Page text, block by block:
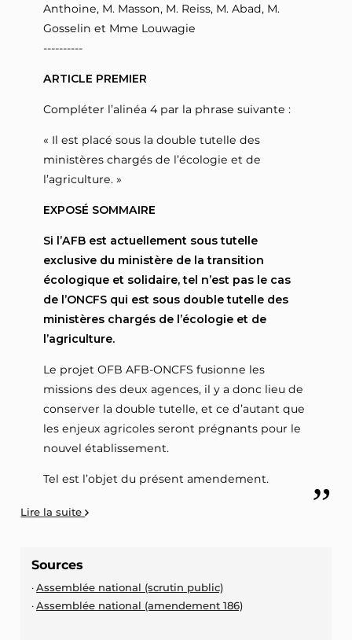
Anthoine, M. Masson, M. Reiss, M. Abad, M.
Gosselin et Mme Louwagie
----------
ARTICLE PREMIER
Compléter l’alinéa 4 par la phrase suivante :
« Il est placé sous la double tutelle des
ministères chargés de l’écologie et de
l’agriculture. »
EXPOSÉ SOMMAIRE
Si l’AFB est actuellement sous tutelle
exclusive du ministère de la transition
écologique et solidaire, tel n’est pas le cas
de l’ONCFS qui est sous double tutelle des
ministères chargés de l’écologie et de
l’agriculture.
Le projet OFB AFB-ONCFS fusionne les
missions des deux agences, il y a donc lieu de
conserver la double tutelle, et ce d’autant que
les enjeux agricoles seront prégnants pour le
nouvel établissement.
Tel est l’objet du présent amendement.
Lire la suite
Sources
Assemblée national (scrutin public)
Assemblée national (amendement 186)